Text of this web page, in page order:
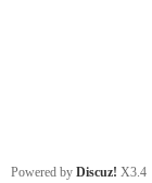
Powered by Discuz! X3.4